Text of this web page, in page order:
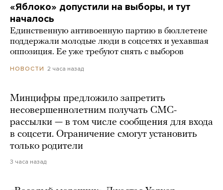
«Яблоко» допустили на выборы, и тут
началось
Единственную антивоенную партию в бюллетене
поддержали молодые люди в соцсетях и уехавшая
оппозиция. Ее уже требуют снять с выборов
НОВОСТИ 2 часа назад
Минцифры предложило запретить
несовершеннолетним получать СМС-
рассылки — в том числе сообщения для входа
в соцсети. Ограничение смогут установить
только родители
3 часа назад